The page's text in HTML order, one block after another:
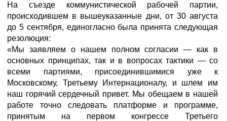
На съезде коммунистической рабочей партии,
происходившем в вышеуказанные дни, от 30 августа
до 5 сентября, единогласно была принята следующая
резолюция:
«Мы заявляем о нашем полном согласии — как в
основных принципах, так и в вопросах тактики — со
всеми партиями, присоединившимися уже к
Московскому, Третьему Интернационалу, и шлем им
наш горячий сердечный привет. Мы обещаем в нашей
работе точно следовать платформе и программе,
принятым на первом конгрессе Третьего